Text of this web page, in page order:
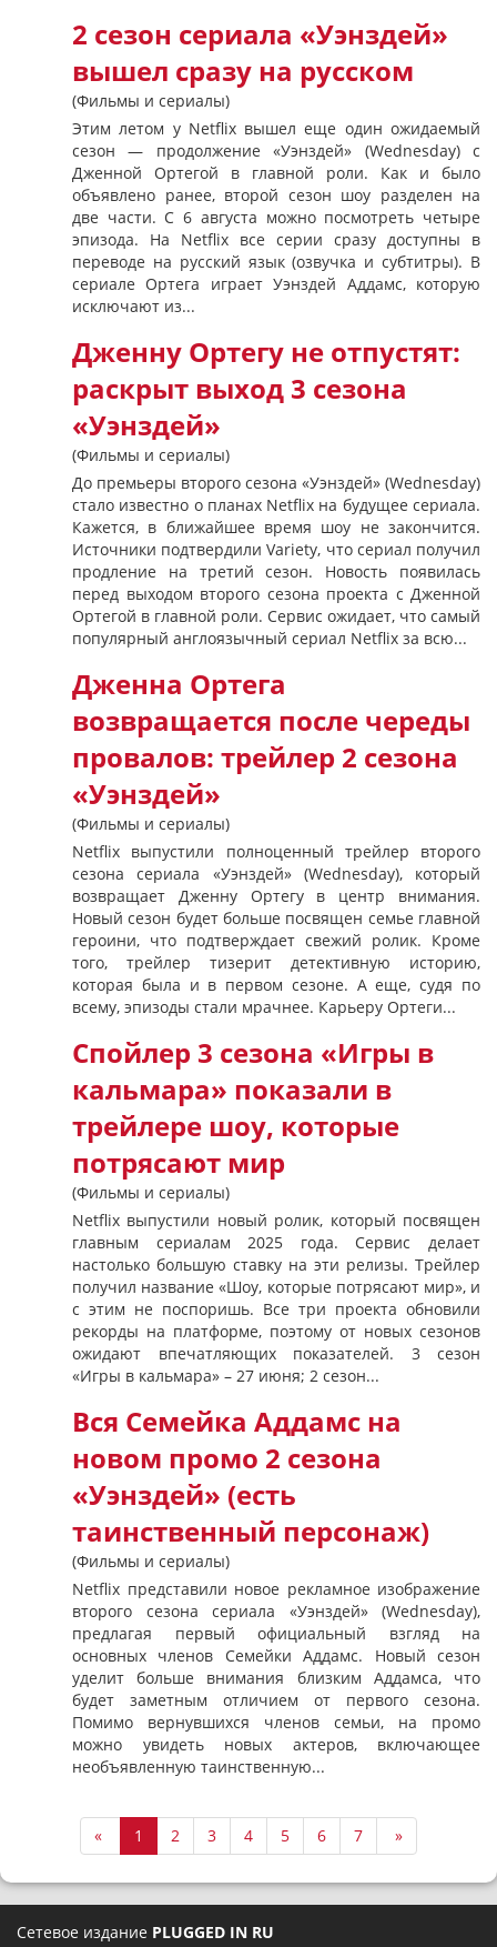
2 сезон сериала «Уэнздей»
вышел сразу на русском
(Фильмы и сериалы)
Этим летом у Netflix вышел еще один ожидаемый
сезон — продолжение «Уэнздей» (Wednesday) с
Дженной Ортегой в главной роли. Как и было
объявлено ранее, второй сезон шоу разделен на
две части. С 6 августа можно посмотреть четыре
эпизода. На Netflix все серии сразу доступны в
переводе на русский язык (озвучка и субтитры). В
сериале Ортега играет Уэнздей Аддамс, которую
исключают из...
Дженну Ортегу не отпустят:
раскрыт выход 3 сезона
«Уэнздей»
(Фильмы и сериалы)
До премьеры второго сезона «Уэнздей» (Wednesday)
стало известно о планах Netflix на будущее сериала.
Кажется, в ближайшее время шоу не закончится.
Источники подтвердили Variety, что сериал получил
продление на третий сезон. Новость появилась
перед выходом второго сезона проекта с Дженной
Ортегой в главной роли. Сервис ожидает, что самый
популярный англоязычный сериал Netflix за всю...
Дженна Ортега
возвращается после череды
провалов: трейлер 2 сезона
«Уэнздей»
(Фильмы и сериалы)
Netflix выпустили полноценный трейлер второго
сезона сериала «Уэнздей» (Wednesday), который
возвращает Дженну Ортегу в центр внимания.
Новый сезон будет больше посвящен семье главной
героини, что подтверждает свежий ролик. Кроме
того, трейлер тизерит детективную историю,
которая была и в первом сезоне. А еще, судя по
всему, эпизоды стали мрачнее. Карьеру Ортеги...
Спойлер 3 сезона «Игры в
кальмара» показали в
трейлере шоу, которые
потрясают мир
(Фильмы и сериалы)
Netflix выпустили новый ролик, который посвящен
главным сериалам 2025 года. Сервис делает
настолько большую ставку на эти релизы. Трейлер
получил название «Шоу, которые потрясают мир», и
с этим не поспоришь. Все три проекта обновили
рекорды на платформе, поэтому от новых сезонов
ожидают впечатляющих показателей. 3 сезон
«Игры в кальмара» – 27 июня; 2 сезон...
Вся Семейка Аддамс на
новом промо 2 сезона
«Уэнздей» (есть
таинственный персонаж)
(Фильмы и сериалы)
Netflix представили новое рекламное изображение
второго сезона сериала «Уэнздей» (Wednesday),
предлагая первый официальный взгляд на
основных членов Семейки Аддамс. Новый сезон
уделит больше внимания близким Аддамса, что
будет заметным отличием от первого сезона.
Помимо вернувшихся членов семьи, на промо
можно увидеть новых актеров, включающее
необъявленную таинственную...
« 1 2 3 4 5 6 7 »
Сетевое издание PLUGGED IN RU